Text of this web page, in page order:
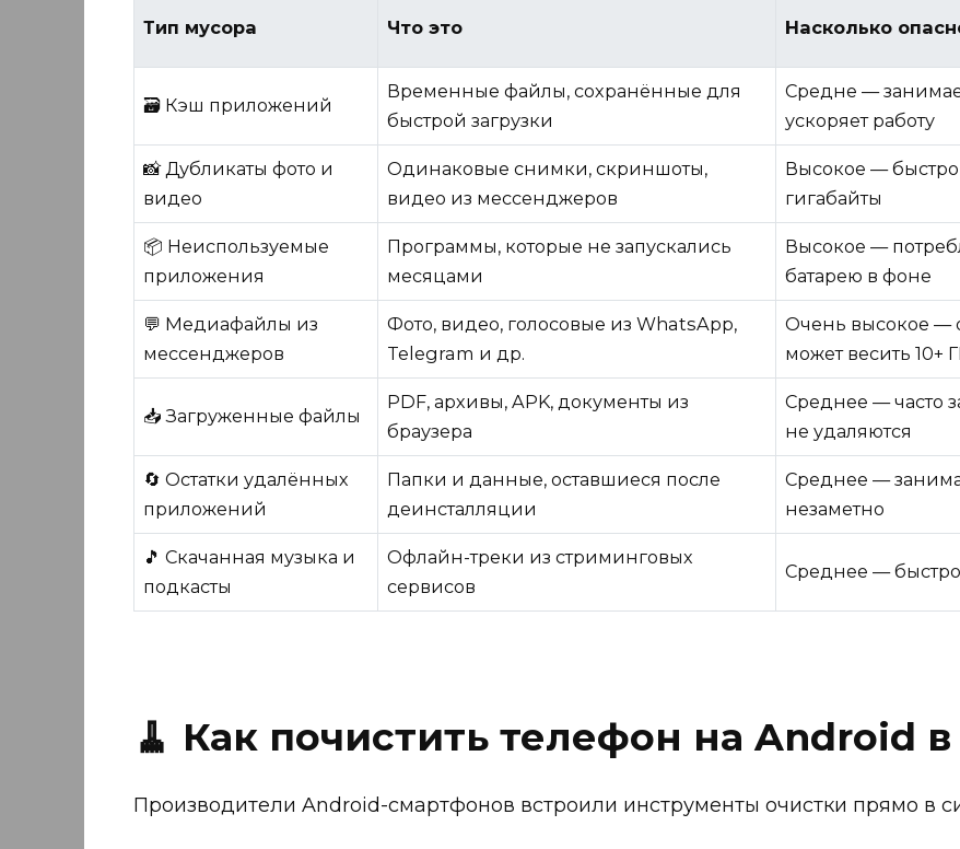
Тип мусора Что это Насколько
🗃️ Кэш приложений
Временные файлы, сохранённые для
быстрой загрузки
Средне —
ускоряет работу
📸 Дубликаты фото и
видео
Одинаковые снимки, скриншоты,
видео из мессенджеров
Высокое — быстро
гигабайты
📦 Неиспользуемые
приложения
Программы, которые не запускались
месяцами
Высокое —
батарею в фоне
💬 Медиафайлы из
мессенджеров
Фото, видео, голосовые из WhatsApp,
Telegram и др.
Очень высокое —
может весить 10+
📥 Загруженные файлы
PDF, архивы, APK, документы из
браузера
Среднее — часто
не удаляются
🔄 Остатки удалённых
приложений
Папки и данные, оставшиеся после
деинсталляции
Среднее —
незаметно
🎵 Скачанная музыка и
подкасты
Офлайн-треки из стриминговых
сервисов
Среднее — быстро
🧹 Как почистить телефон на Android в
Производители Android-смартфонов встроили инструменты очистки прямо в